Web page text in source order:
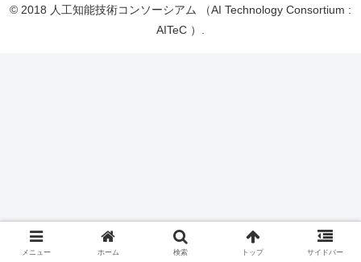
© 2018 人工知能技術コンソーシアム （AI Technology Consortium :
AITeC ）.
メニュー ホーム 検索 トップ サイドバー